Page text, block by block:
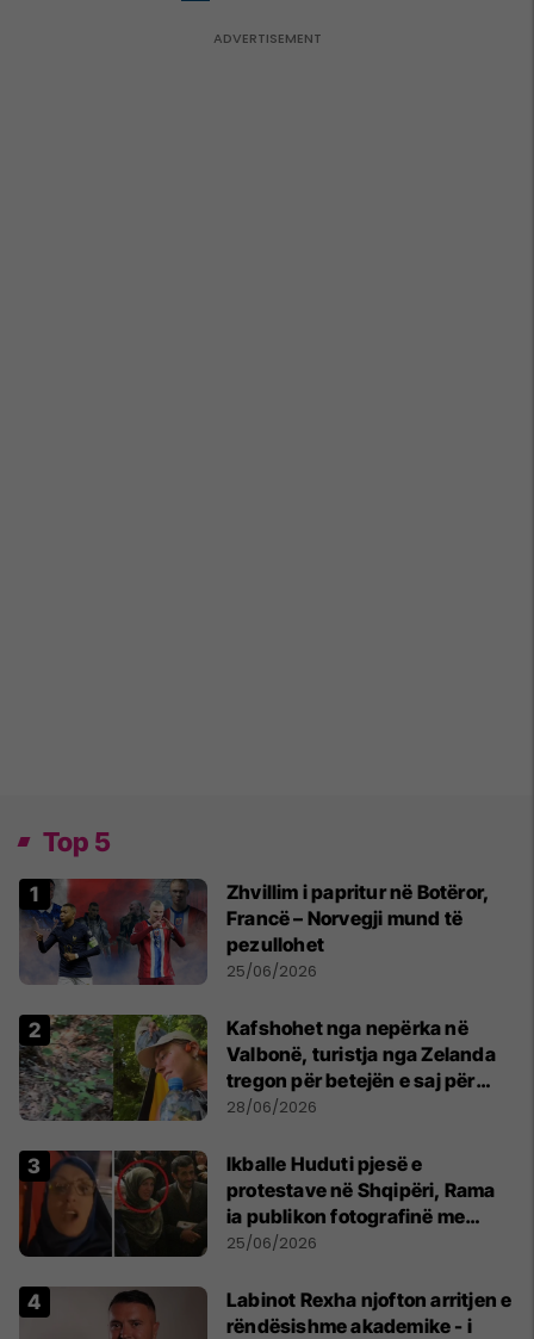
Top 5
Zhvillim i papritur në Botëror,
Francë – Norvegji mund të
pezullohet
25/06/2026
Kafshohet nga nepërka në
Valbonë, turistja nga Zelanda
tregon për betejën e saj për
mbijetesë
28/06/2026
Ikballe Huduti pjesë e
protestave në Shqipëri, Rama
ia publikon fotografinë me
Ahmadinejadin e Iranit
25/06/2026
Labinot Rexha njofton arritjen e
rëndësishme akademike - i